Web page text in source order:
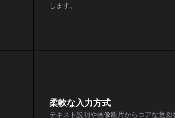
します。
柔軟な入力方式
テキスト説明や画像断片からコアな意図